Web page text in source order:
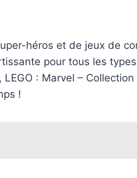
héros et de jeux de
pour tous les
: Marvel –
!